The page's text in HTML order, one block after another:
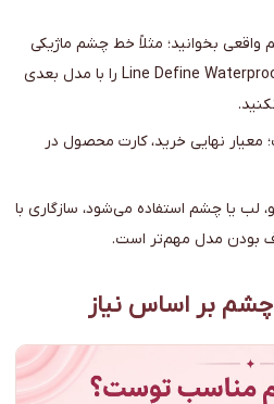
واقعی بخوانید؛ مثلاً خط چشم ماژیکی
قهوه شیگلم مدل Line Define Waterproof Brown را با مدل بعدی
نهایی خرید، کارت محصول در
یا چشم استفاده می‌شود، سازگاری با
بودن مدل مهم‌تر است.
بر اساس نیاز